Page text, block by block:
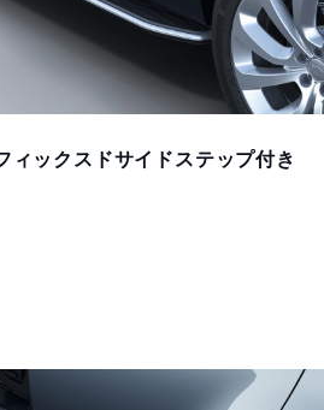
ィックスドサイドステップ付き